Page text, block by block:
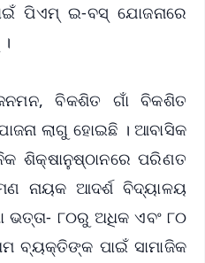
ପିଏମ୍ ଇ-ବସ୍ ଯୋଜନାରେ
ବିକଶିତ ଗାଁ ବିକଶିତ
ଲାଗୁ ହୋଇଛି । ଆବାସିକ
ଶିକ୍ଷାନୁଷ୍ଠାନରେ ପରିଣତ
ନାୟକ ଆଦର୍ଶ ବିଦ୍ୟାଳୟ
ଭତ୍ତା- ୮୦ରୁ ଅଧିକ ଏବଂ ୮୦
ବ୍ୟକ୍ତିଙ୍କ ପାଇଁ ସାମାଜିକ